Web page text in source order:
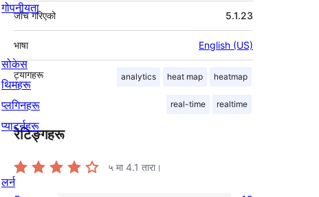
जाँच गरिएको 5.1.23
भाषा English (US)
ट्यागहरू analytics heat map heatmap
real-time realtime
रेटिङ्गहरू
५ मा4.1 तारा।
गोपनीयता
सोकेस
थिमहरू
प्लगिनहरू
प्याटर्नहरू
लर्न